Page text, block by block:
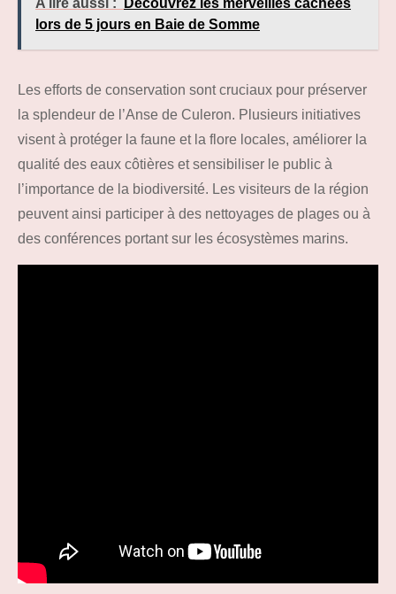
A lire aussi :
Découvrez les merveilles cachées
lors de 5 jours en Baie de Somme
Les efforts de conservation sont cruciaux pour préserver
la splendeur de l’Anse de Culeron. Plusieurs initiatives
visent à protéger la faune et la flore locales, améliorer la
qualité des eaux côtières et sensibiliser le public à
l’importance de la biodiversité. Les visiteurs de la région
peuvent ainsi participer à des nettoyages de plages ou à
des conférences portant sur les écosystèmes marins.